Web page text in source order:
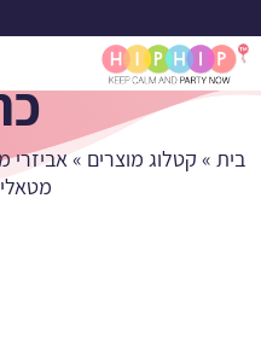
מפת
בית » קטלוג מוצרים »אביזרי